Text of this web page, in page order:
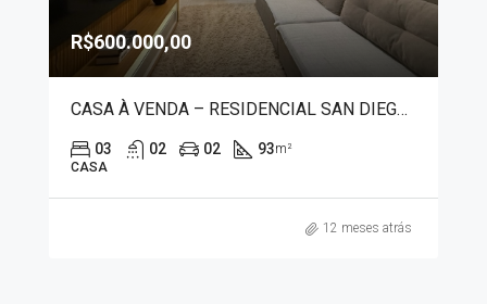
R$600.000,00
CASA À VENDA – RESIDENCIAL SAN DIEGO 2853
03 02 02 93m²
CASA
12 meses atrás